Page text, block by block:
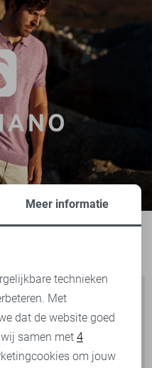
Meer informatie
technieken
Met
dat de website goed
samen met 4
om jouw